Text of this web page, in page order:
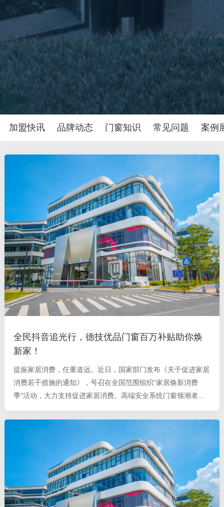
加盟快讯 品牌动态 门窗知识 常见问题 案例
全民抖音追光行，德技优品门窗百万补贴助你焕
新家！
提振家居消费，任重道远。近日，国家部门发布《关于促进家居
消费若干措施的通知》，号召在全国范围组织“家居焕新消费
季”活动，大力支持促进家居消费。高端安全系统门窗领潮者德
通过线上线下多渠道发